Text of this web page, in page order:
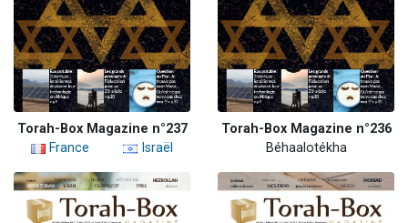
Torah-Box Magazine n°237
France
Israël
Torah-Box Magazine n°236
Béhaalotékha